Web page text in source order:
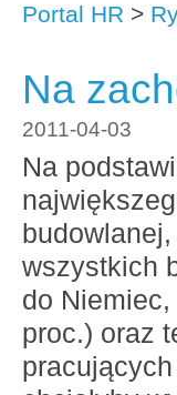
Portal HR >
Na
2011-04-03
Na
wszystkich
do
proc.) oraz